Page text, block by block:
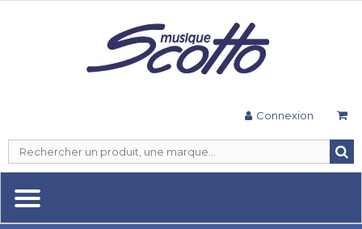
Connexion